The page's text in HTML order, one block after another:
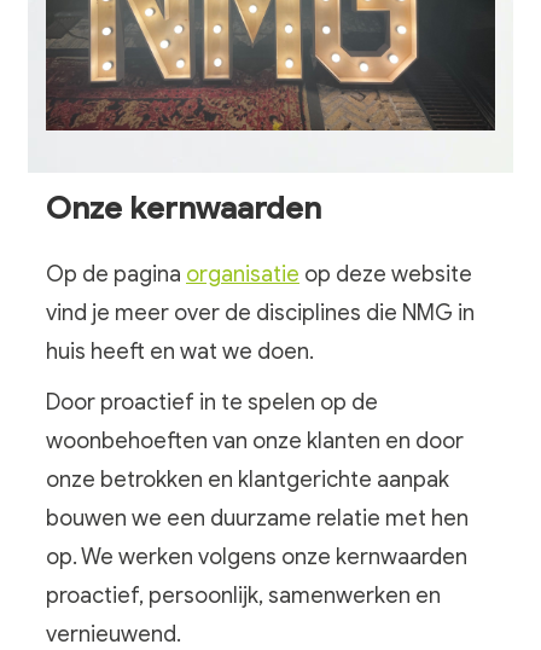
Onze kernwaarden
Op de pagina organisatie op deze website
vind je meer over de disciplines die NMG in
huis heeft en wat we doen.
Door proactief in te spelen op de
woonbehoeften van onze klanten en door
onze betrokken en klantgerichte aanpak
bouwen we een duurzame relatie met hen
op. We werken volgens onze kernwaarden
proactief, persoonlijk, samenwerken en
vernieuwend.